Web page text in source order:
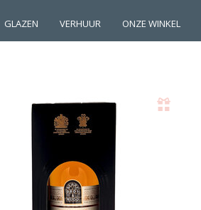
GLAZEN VERHUUR ONZE WINKEL